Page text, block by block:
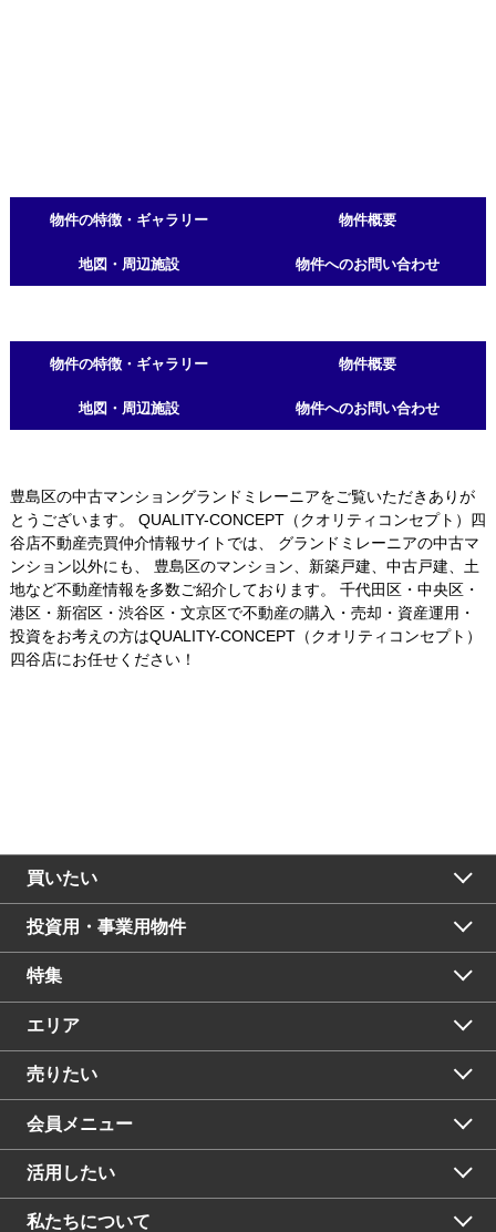
物件の特徴・ギャラリー 物件概要
地図・周辺施設 物件へのお問い合わせ
物件の特徴・ギャラリー 物件概要
地図・周辺施設 物件へのお問い合わせ
豊島区の中古マンショングランドミレーニアをご覧いただきありが
とうございます。 QUALITY-CONCEPT（クオリティコンセプト）四
谷店不動産売買仲介情報サイトでは、 グランドミレーニアの中古マ
ンション以外にも、 豊島区のマンション、新築戸建、中古戸建、土
地など不動産情報を多数ご紹介しております。 千代田区・中央区・
港区・新宿区・渋谷区・文京区で不動産の購入・売却・資産運用・
投資をお考えの方はQUALITY-CONCEPT（クオリティコンセプト）
四谷店にお任せください！
買いたい
投資用・事業用物件
特集
エリア
売りたい
会員メニュー
活用したい
私たちについて